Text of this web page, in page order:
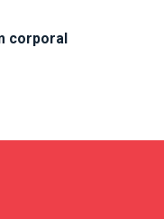
corporal